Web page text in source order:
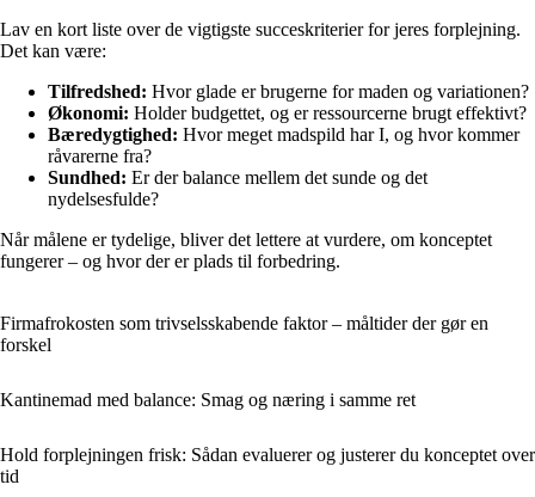
Lav en kort liste over de vigtigste succeskriterier for jeres forplejning.
Det kan være:
Tilfredshed: Hvor glade er brugerne for maden og variationen?
Økonomi: Holder budgettet, og er ressourcerne brugt effektivt?
Bæredygtighed: Hvor meget madspild har I, og hvor kommer
råvarerne fra?
Sundhed: Er der balance mellem det sunde og det
nydelsesfulde?
Når målene er tydelige, bliver det lettere at vurdere, om konceptet
fungerer – og hvor der er plads til forbedring.
Firmafrokosten som trivselsskabende faktor – måltider der gør en
forskel
Kantinemad med balance: Smag og næring i samme ret
Hold forplejningen frisk: Sådan evaluerer og justerer du konceptet over
tid